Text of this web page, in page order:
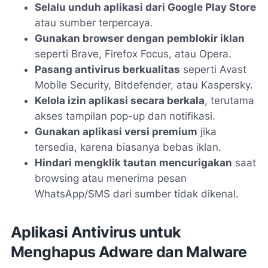
Selalu unduh aplikasi dari Google Play Store
atau sumber terpercaya.
Gunakan browser dengan pemblokir iklan
seperti Brave, Firefox Focus, atau Opera.
Pasang antivirus berkualitas seperti Avast
Mobile Security, Bitdefender, atau Kaspersky.
Kelola izin aplikasi secara berkala, terutama
akses tampilan pop-up dan notifikasi.
Gunakan aplikasi versi premium jika
tersedia, karena biasanya bebas iklan.
Hindari mengklik tautan mencurigakan saat
browsing atau menerima pesan
WhatsApp/SMS dari sumber tidak dikenal.
Aplikasi Antivirus untuk
Menghapus Adware dan Malware